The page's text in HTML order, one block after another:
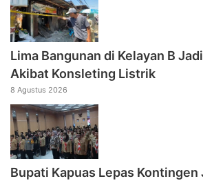
Lima Bangunan di Kelayan B
Akibat Konsleting Listrik
8 Agustus 2026
Bupati Kapuas Lepas Kontingen